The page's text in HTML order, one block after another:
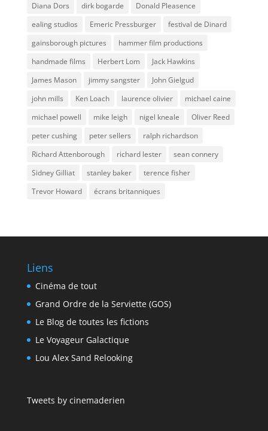
Diana Dors
dirk bogarde
Donald Pleasence
ealing studios
Emeric Pressburger
festival de Dinard
gainsborough pictures
hammer film productions
handmade films
Herbert Lom
Jack Hawkins
James Mason
jimmy sangster
John Gielgud
john mills
Ken Loach laurence olivier
michael caine
michael powell
mike leigh nigel kneale
Oliver Reed
peter cushing
peter sellers
ralph richardson
Richard Attenborough
richard lester
sean connery
Sidney Gilliat
stanley baker
terence fisher
Trevor Howard
écrans britanniques
Liens
Cinéma de tout
Grand Ordre de la Serviette (GOS)
Le Blog de toutes les fictions
Le Voyageur Galactique
Lou Alex Sand Relooking
Tweets by cinemaderien